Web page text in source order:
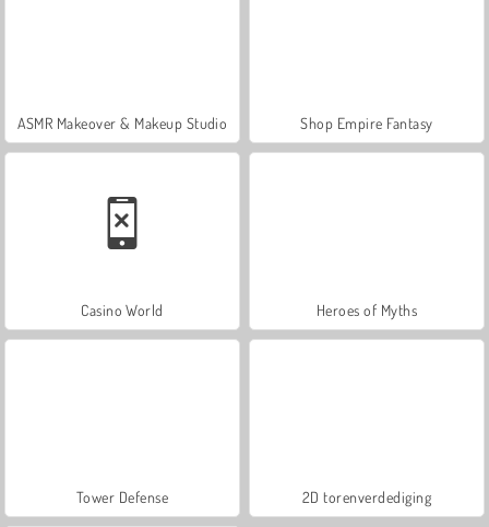
ASMR Makeover & Makeup Studio Shop Empire Fantasy
Casino World Heroes of Myths
Tower Defense 2D torenverdediging